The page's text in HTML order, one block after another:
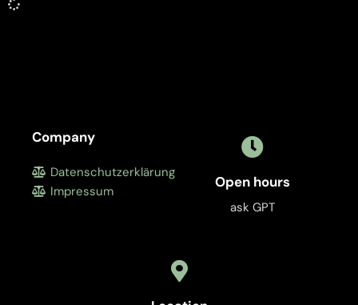
Company
Datenschutzerklärung
Impressum
Open hours
ask GPT